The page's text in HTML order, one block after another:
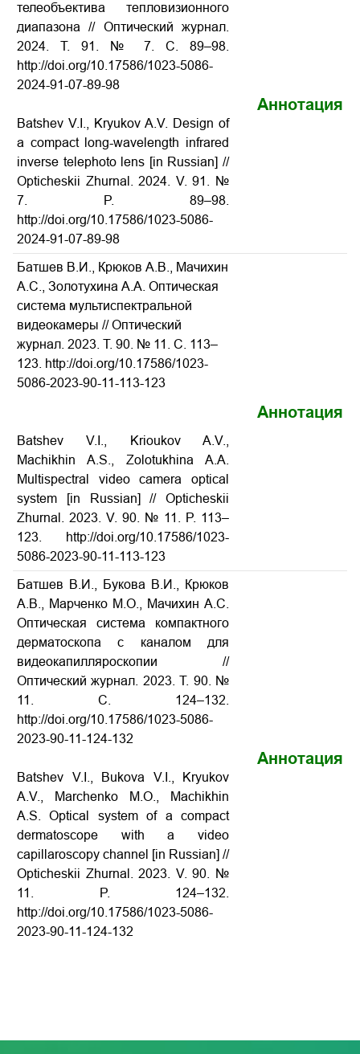
телеобъектива тепловизионного
диапазона // Оптический журнал.
2024. Т. 91. № 7. С. 89–98.
http://doi.org/10.17586/1023-5086-
2024-91-07-89-98
Batshev V.I., Kryukov A.V. Design of
a compact long-wavelength infrared
inverse telephoto lens [in Russian] //
Opticheskii Zhurnal. 2024. V. 91. №
7. P. 89–98.
http://doi.org/10.17586/1023-5086-
2024-91-07-89-98
Аннотация
Батшев В.И., Крюков А.В., Мачихин
А.С., Золотухина А.А. Оптическая
система мультиспектральной
видеокамеры // Оптический
журнал. 2023. Т. 90. № 11. С. 113–
123. http://doi.org/10.17586/1023-
5086-2023-90-11-113-123
Batshev V.I., Krioukov A.V.,
Machikhin A.S., Zolotukhina A.A.
Multispectral video camera optical
system [in Russian] // Opticheskii
Zhurnal. 2023. V. 90. № 11. P. 113–
123. http://doi.org/10.17586/1023-
5086-2023-90-11-113-123
Аннотация
Батшев В.И., Букова В.И., Крюков
А.В., Марченко М.О., Мачихин А.С.
Оптическая система компактного
дерматоскопа с каналом для
видеокапилляроскопии //
Оптический журнал. 2023.Т. 90. №
11. С. 124–132.
http://doi.org/10.17586/1023-5086-
2023-90-11-124-132
Batshev V.I., Bukova V.I., Kryukov
A.V., Marchenko M.O., Machikhin
A.S. Optical system of a compact
dermatoscope with a video
capillaroscopy channel [in Russian] //
Opticheskii Zhurnal. 2023. V. 90. №
11. P. 124–132.
http://doi.org/10.17586/1023-5086-
2023-90-11-124-132
Аннотация